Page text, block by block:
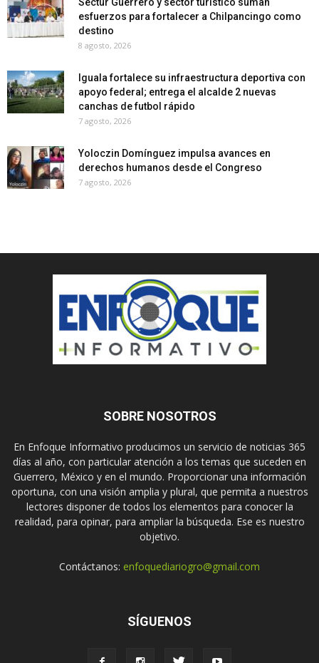
esfuerzos para fortalecer a Chilpancingo como
destino
8 agosto, 2026
Iguala fortalece su infraestructura deportiva con
apoyo federal; entrega el alcalde 2 nuevas
canchas de futbol rápido
7 agosto, 2026
Yoloczin Domínguez impulsa avances en
derechos humanos desde el Congreso
7 agosto, 2026
SOBRE NOSOTROS
En Enfoque Informativo producimos un servicio de noticias 365
días al año, con particular atención a los temas que suceden en
Guerrero, México y en el mundo. Proporcionar una información
oportuna, con una visión amplia y plural, que permita a nuestros
lectores disponer de todos los elementos para conocer la
realidad, para opinar, para ampliar la búsqueda. Ese es nuestro
objetivo.
Contáctanos: enfoquediariogro@gmail.com
SÍGUENOS